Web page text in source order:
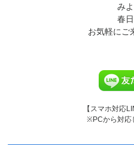
み
春
お気軽にご
【スマホ対応
※PCから対応